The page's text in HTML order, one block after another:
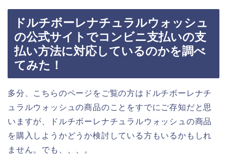
ドルチボーレナチュラルウォッシュ
の公式サイトでコンビニ支払いの支
払い方法に対応しているのかを調べ
てみた！
多分、こちらのページをご覧の方はドルチボーレナチ
ュラルウォッシュの商品のことをすでにご存知だと思
いますが、ドルチボーレナチュラルウォッシュの商品
を購入しようかどうか検討している方もいるかもしれ
ません。でも、、、。